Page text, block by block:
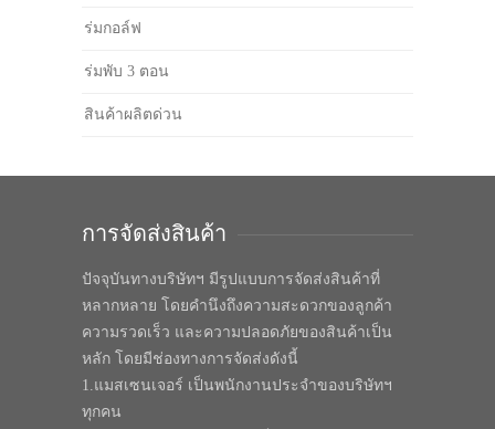
ร่มกอล์ฟ
ร่มพับ 3 ตอน
สินค้าผลิตด่วน
การจัดส่งสินค้า
ปัจจุบันทางบริษัทฯ มีรูปแบบการจัดส่งสินค้าที่
หลากหลาย โดยคำนึงถึงความสะดวกของลูกค้า
ความรวดเร็ว และความปลอดภัยของสินค้าเป็น
หลัก โดยมีช่องทางการจัดส่งดังนี้
1.แมสเซนเจอร์ เป็นพนักงานประจำของบริษัทฯ
ทุกคน